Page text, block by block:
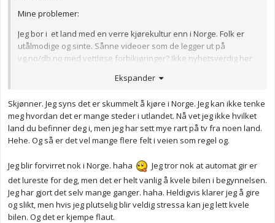
Mine problemer:
Jeg bor i et land med en verre kjørekultur enn i Norge. Folk er
utålmodige og sinte. Sånne videoer som de legger ut på
vg.no/db.no med vettløse forbikjøringer? Ikke nyhetsverdig her.
Det er vanskelig å bedømme hvor jeg ligger på veien - er jeg for
bredere enn i Norge, så da blir det litt bedre.
Til slutt: Jeg er helt håpløs med multitasking. Manuelt gir fortoner
seg da som et mareritt, når man skal svinge, passe på
eventuelle forgjengere og andre biler, frykten for å kvele
motoren,samt selve giringa. Og ja, jeg må se hvilket gir jeg setter
bilen i. Jeg tror automatgir blir mye lettere for meg, samtidig
fraråder omtrent "alle" dette
Ekspander
Skjønner. Jeg syns det er skummelt å kjøre i Norge. Jeg kan ikke tenke
meg hvordan det er mange steder i utlandet. Nå vet jeg ikke hvilket
land du befinner deg i, men jeg har sett mye rart på tv fra noen land.
Hehe. Og så er det vel mange flere felt i veien som regel og.
Jeg blir forvirret nok i Norge. haha
Jeg tror nok at automat gir er
det lureste for deg, men det er helt vanlig å kvele bilen i begynnelsen.
Jeg har gjort det selv mange ganger. haha. Heldigvis klarer jeg å gire
og slikt, men hvis jeg plutselig blir veldig stressa kan jeg lett kvele
bilen. Og det er kjempe flaut.